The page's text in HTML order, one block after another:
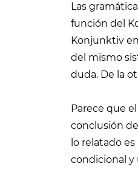
Las
función del
Konjunktiv
del mismo
duda. De la
Parece que
conclusión
lo relatado
condicional y